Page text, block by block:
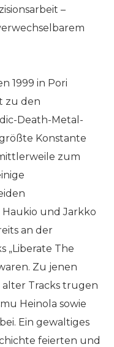
–
1999 in Pori
zu den
Death-Metal-
Konstante
zum
und Jarkko
an der
„Liberate The
Zu jenen
Tracks trugen
Heinola sowie
Ein gewaltiges
feierten und